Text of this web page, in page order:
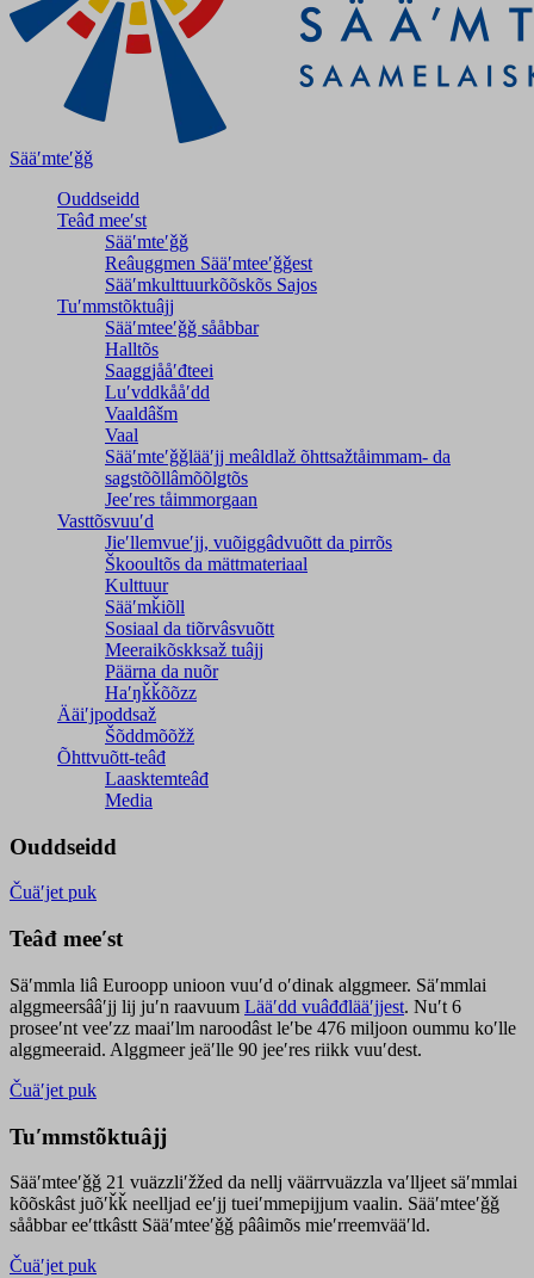
Sääʹmteʹǧǧ
Ouddseidd
Teâđ meeʹst
Sääʹmteʹǧǧ
Reâuggmen Sääʹmteeʹǧǧest
Sääʹmkulttuurkõõskõs Sajos
Tuʹmmstõktuâjj
Sääʹmteeʹǧǧ sååbbar
Halltõs
Saaǥǥjååʹđteei
Luʹvddkååʹdd
Vaaldâšm
Vaal
Sääʹmteʹǧǧlääʹjj meâldlaž õhttsažtåimmam- da
saǥstõõllâmõõlǥtõs
Jeeʹres tåimmorgaan
Vasttõsvuuʹd
Jieʹllemvueʹjj, vuõiggâdvuõtt da pirrõs
Škooultõs da mättmateriaal
Kulttuur
Sääʹmǩiõll
Sosiaal da tiõrvâsvuõtt
Meeraikõskksaž tuâjj
Päärna da nuõr
Haʹŋǩǩõõzz
Ääiʹjpoddsaž
Šõddmõõžž
Õhttvuõtt-teâđ
Laasktemteâđ
Media
Ouddseidd
Čuäʹjet puk
Teâđ meeʹst
Säʹmmla liâ Euroopp unioon vuuʹd oʹdinak alggmeer. Säʹmmlai
alggmeersââʹjj lij juʹn raavuum Lääʹdd vuâđđlääʹjjest. Nuʹt 6
proseeʹnt veeʹzz maaiʹlm naroodâst leʹbe 476 miljoon oummu koʹlle
alggmeeraid. Alggmeer jeäʹlle 90 jeeʹres riikk vuuʹdest.
Čuäʹjet puk
Tuʹmmstõktuâjj
Sääʹmteeʹǧǧ 21 vuäzzliʹžžed da nellj väärrvuäzzla vaʹlljeet säʹmmlai
kõõskâst juõʹǩǩ neelljad eeʹjj tueiʹmmepijjum vaalin. Sääʹmteeʹǧǧ
sååbbar eeʹttkâstt Sääʹmteeʹǧǧ pââimõs mieʹrreemvääʹld.
Čuäʹjet puk